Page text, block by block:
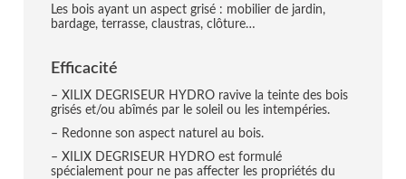
Les bois ayant un aspect grisé : mobilier de jardin,
bardage, terrasse, claustras, clôture…
Efficacité
– XILIX DEGRISEUR HYDRO ravive la teinte des bois
grisés et/ou abîmés par le soleil ou les intempéries.
– Redonne son aspect naturel au bois.
– XILIX DEGRISEUR HYDRO est formulé
spécialement pour ne pas affecter les propriétés du